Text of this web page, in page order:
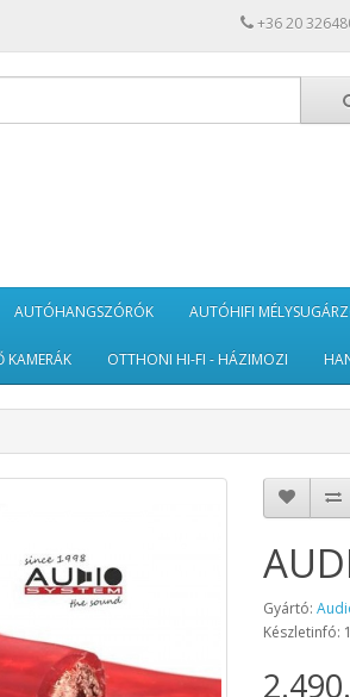
+36 20
AUTÓHANGSZÓRÓK AUTÓHIFI
KAMERÁK OTTHONI HI-FI - HÁZIMOZI
Gyártó:
Készletinfó: